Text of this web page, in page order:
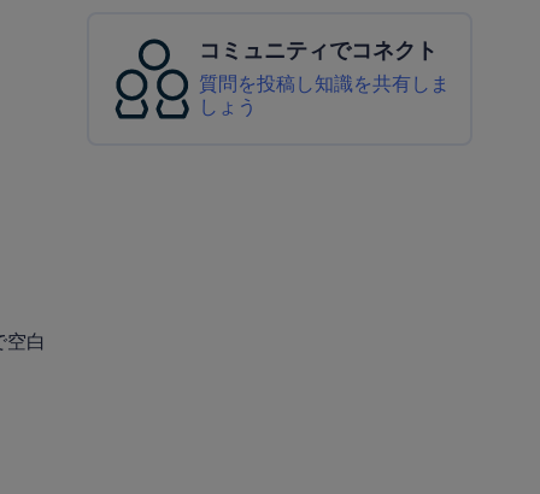
空白
コミュニティでコネクト
質問を投稿し知識を共有しま
しょう